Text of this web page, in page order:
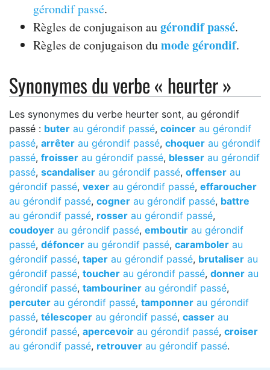
gérondif passé.
Règles de conjugaison augérondif passé.
Règles de conjugaison dumode gérondif.
Synonymes du verbe « heurter »
Les synonymes du verbe heurter sont, au gérondif
passé : buter au gérondif passé, coincer au gérondif
passé, arrêter au gérondif passé, choquer au gérondif
passé, froisser au gérondif passé, blesser au gérondif
passé, scandaliser au gérondif passé, offenser au
gérondif passé, vexer au gérondif passé, effaroucher
au gérondif passé, cogner au gérondif passé, battre
au gérondif passé, rosser au gérondif passé,
coudoyer au gérondif passé, emboutir au gérondif
passé, défoncer au gérondif passé, caramboler au
gérondif passé, taper au gérondif passé, brutaliser au
gérondif passé, toucher au gérondif passé, donner au
gérondif passé, tambouriner au gérondif passé,
percuter au gérondif passé, tamponner au gérondif
passé, télescoper au gérondif passé, casser au
gérondif passé, apercevoir au gérondif passé, croiser
au gérondif passé, retrouver au gérondif passé.